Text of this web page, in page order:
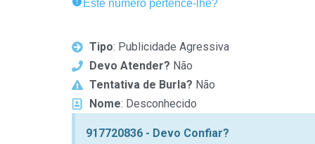
Este número pertence-lhe?
Tipo: Publicidade Agressiva
Devo Atender? Não
Tentativa de Burla? Não
Nome: Desconhecido
917720836 - Devo Confiar?